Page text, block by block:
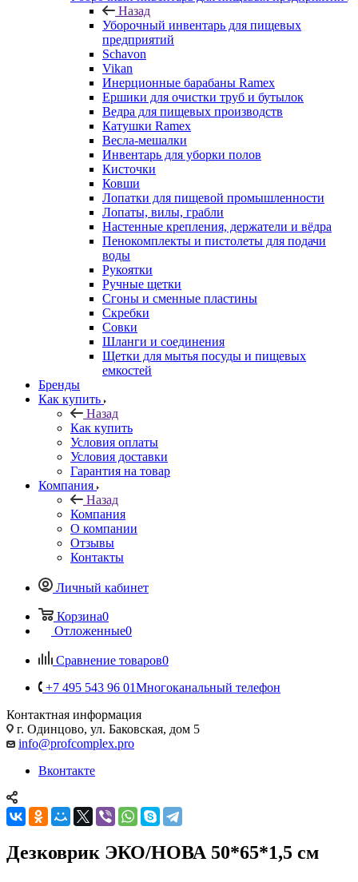
Назад
Уборочный инвентарь для пищевых
предприятий
Schavon
Vikan
Инерционные барабаны Ramex
Ершики для очистки труб и бутылок
Ведра для пищевых производств
Катушки Ramex
Весла-мешалки
Инвентарь для уборки полов
Кисточки
Ковши
Лопатки для пищевой промышленности
Лопаты, вилы, грабли
Настенные крепления, держатели и вёдра
Пенокомплекты и пистолеты для подачи
воды
Рукоятки
Ручные щетки
Сгоны и сменные пластины
Скребки
Совки
Шланги и соединения
Щетки для мытья посуды и пищевых
емкостей
Бренды
Как купить
Назад
Как купить
Условия оплаты
Условия доставки
Гарантия на товар
Компания
Назад
Компания
О компании
Отзывы
Контакты
Личный кабинет
Корзина0
Отложенные0
Сравнение товаров0
+7 495 543 96 01Многоканальный телефон
Контактная информация
г. Одинцово, ул. Баковская, дом 5
info@profcomplex.pro
Вконтакте
Дезковрик ЭКО/НОВА 50*65*1,5 см